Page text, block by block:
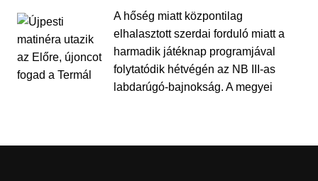
A hőség miatt központilag
elhalasztott szerdai forduló miatt a
harmadik játéknap programjával
folytatódik hétvégén az NB III-as
labdarúgó-bajnokság. A megyei